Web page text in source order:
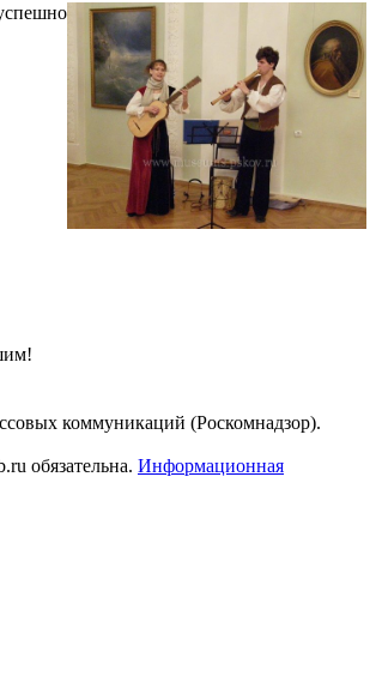
коммуникаций (Роскомнадзор).
обязательна. Информационная